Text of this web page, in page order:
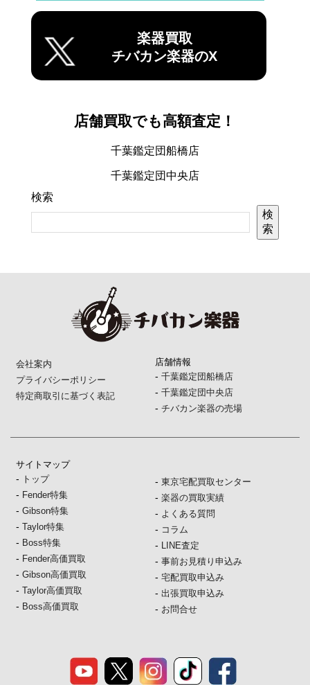
楽器買取
チバカン楽器のX
店舗買取でも高額査定！
千葉鑑定団船橋店
千葉鑑定団中央店
検索
検
索
会社案内
プライバシーポリシー
特定商取引に基づく表記
店舗情報
- 千葉鑑定団船橋店
- 千葉鑑定団中央店
- チバカン楽器の売場
サイトマップ
- トップ
- Fender特集
-Gibson特集
-Taylor特集
- Boss特集
- Fender高価買取
-Gibson高価買取
-Taylor高価買取
- Boss高価買取
- 東京宅配買取センター
- 楽器の買取実績
- よくある質問
- コラム
- LINE査定
- 事前お見積り申込み
- 宅配買取申込み
- 出張買取申込み
- お問合せ